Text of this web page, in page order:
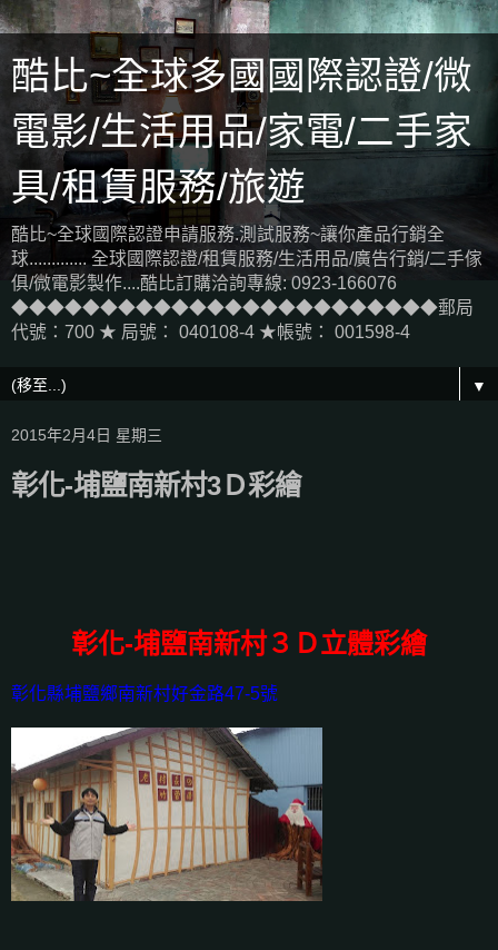
酷比~全球多國國際認證/微
電影/生活用品/家電/二手家
具/租賃服務/旅遊
酷比~全球國際認證申請服務.測試服務~讓你產品行銷全
球............. 全球國際認證/租賃服務/生活用品/廣告行銷/二手傢
俱/微電影製作....酷比訂購洽詢專線: 0923-166076
◆◆◆◆◆◆◆◆◆◆◆◆◆◆◆◆◆◆◆◆◆◆◆◆郵局
代號：700 ★ 局號： 040108-4 ★帳號： 001598-4
▼
2015年2月4日 星期三
彰化-埔鹽南新村3Ｄ彩繪
彰化-埔鹽南新村３Ｄ立體彩繪
彰化縣埔鹽鄉南新村好金路47-5號